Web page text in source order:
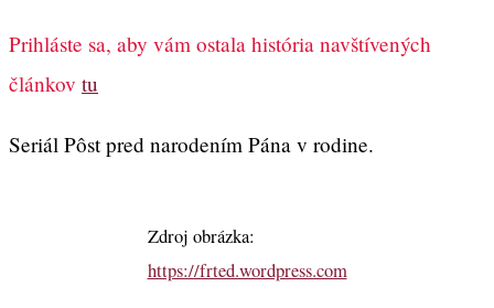
Prihláste sa, aby vám ostala história navštívených
článkov tu
Seriál Pôst pred narodením Pána v rodine.
Zdroj obrázka:
https://frted.wordpress.com